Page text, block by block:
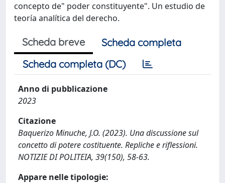
concepto de" poder constituyente". Un estudio de
teoría analítica del derecho.
Scheda breve
Scheda completa
Scheda completa (DC)
Anno di pubblicazione
2023
Citazione
Baquerizo Minuche, J.O. (2023). Una discussione sul
concetto di potere costituente. Repliche e riflessioni.
NOTIZIE DI POLITEIA, 39(150), 58-63.
Appare nelle tipologie: